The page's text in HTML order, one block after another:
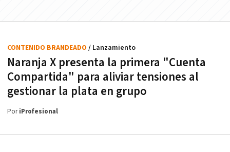
Naranja X presenta la primera "Cuenta
Compartida" para aliviar tensiones al
gestionar la plata en grupo
CONTENIDO BRANDEADO / Lanzamiento
PoriProfesional